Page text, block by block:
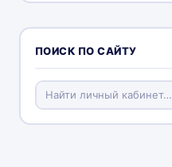
ПОИСК ПО САЙТУ